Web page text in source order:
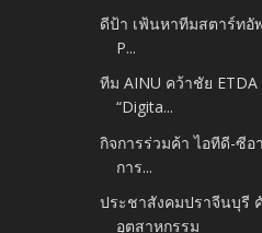
ดีป้า เฟ้นหาทีมสตาร์ทอั
P...
ทีม AINU คว้าชัย
“Digita...
กิจการร่วมค้า ไอทีดี-ซีอ
การ...
ประชาสังคมปราจีนบุรี
อุตสาหกรรม